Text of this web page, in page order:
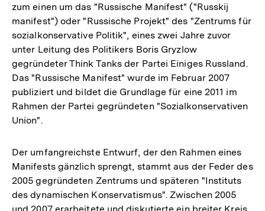
zum einen um das "Russische Manifest" ("Russkij
manifest") oder "Russische Projekt" des "Zentrums für
sozialkonservative Politik", eines zwei Jahre zuvor
unter Leitung des Politikers Boris Gryzlow
gegründeter Think Tanks der Partei Einiges Russland.
Das "Russische Manifest" wurde im Februar 2007
publiziert und bildet die Grundlage für eine 2011 im
Rahmen der Partei gegründeten "Sozialkonservativen
Union".
Der umfangreichste Entwurf, der den Rahmen eines
Manifests gänzlich sprengt, stammt aus der Feder des
2005 gegründeten Zentrums und späteren "Instituts
des dynamischen Konservatismus". Zwischen 2005